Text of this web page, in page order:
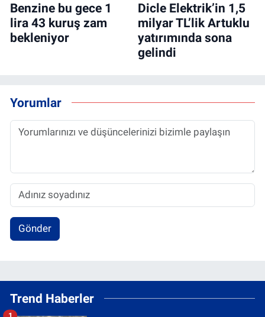
Benzine bu gece 1
lira 43 kuruş zam
bekleniyor
Dicle Elektrik’in 1,5
milyar TL’lik Artuklu
yatırımında sona
gelindi
Yorumlar
Gönder
Trend Haberler